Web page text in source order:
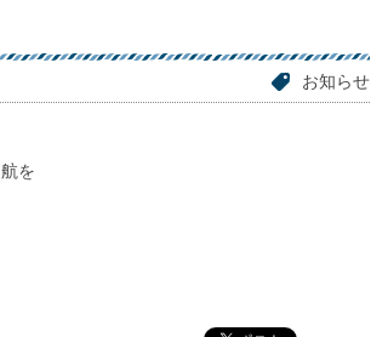
お知らせ
を